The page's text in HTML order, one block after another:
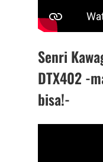
Senri
DTX402 -
bisa!-